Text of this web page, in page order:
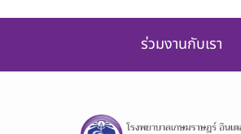
ร่วมงานกับเรา